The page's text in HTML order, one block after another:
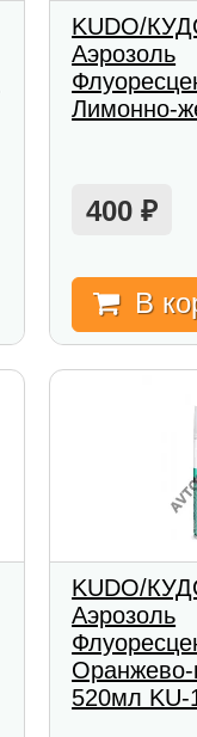
KUDO/
Аэрозоль
Лимонно-
400₽
В
KUDO/
Аэрозоль
Оранжево-
520мл KU-